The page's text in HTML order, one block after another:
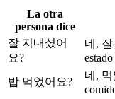
La otra
persona dice
잘 지내셨어
요?
네, 잘
밥 먹었어요?
네, 먹